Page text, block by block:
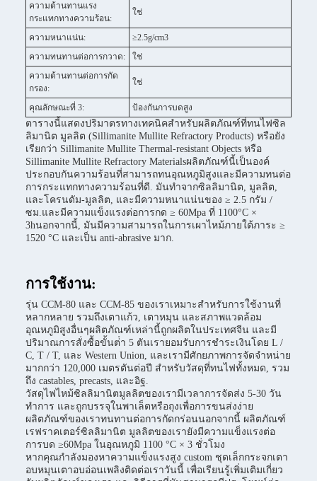
ความต้านทานแรง
กระแทกทางความร้อน:
ใช่
ความหนาแน่น:
≥2.5g/cm3
ความทนทานต่อการกวาด:
ใช่
ความต้านทานต่อการกัด
กรอง:
ใช่
คุณลักษณะที่ 3: ป้องกันการบดสูง
ตารางนี้แสดงปริมาตรทางเทคนิคสําหรับผลิตภัณฑ์ที่ทนไฟซิล
ลิมานิต มูลลิต (Sillimanite Mullite Refractory Products) หรือยัง
เรียกว่า Sillimanite Mullite Thermal-resistant Objects หรือ
Sillimanite Mullite Refractory Materialsผลิตภัณฑ์นี้เป็นองค์
ประกอบกันความร้อนที่สามารถทนอุณหภูมิสูงและมีความทนต่อ
การกระแทกทางความร้อนที่ดี. มันทําจากซิลลิมานิต, มูลลิต,
และโครนดัม-มูลลิต, และมีความหนาแน่นของ ≥ 2.5 กรัม /
ซม.และมีความแข็งแรงต่อการกด ≥ 60Mpa ที่ 1100°C ×
3hนอกจากนี้, มันมีความสามารถในการเผาไหม้ภายใต้ภาระ ≥
1520 °C และเป็น anti-abrasive มาก.
การใช้งาน:
รุ่น CCM-80 และ CCM-85 ของเราเหมาะสําหรับการใช้งานที่
หลากหลาย รวมถึงเตาแก้ว, เตาหมุน และสภาพแวดล้อม
อุณหภูมิสูงอื่นๆผลิตภัณฑ์เหล่านี้ถูกผลิตในประเทศจีน และมี
ปริมาณการสั่งซื้อขั้นต่ํา 5 ตันเรายอมรับการชําระเงินโดย L /
C, T / T, และ Western Union, และเรามีศักยภาพการจัดจําหน่าย
มากกว่า 120,000 เมตรตันต่อปี สําหรับวัสดุที่ทนไฟทั้งหมด, รวม
ถึง castables, precasts, และอิฐ.
วัสดุไฟไหม้ซิลลิมานิตมูลลิตของเรามีเวลาการจัดส่ง 5-30 วัน
ทําการ และถูกบรรจุในพาเล็ตหรือถุงเพื่อการขนส่งง่าย
ผลิตภัณฑ์ของเราทนทานต่อการกัดกร่อนนอกจากนี้ ผลิตภัณฑ์
เรฟราคเตอร์ซิลลิมานิต มูลลิตของเรายังมีความแข็งแรงต่อ
การบด ≥60Mpa ในอุณหภูมิ 1100 °C × 3 ชั่วโมง
หากคุณกําลังมองหาความแข็งแรงสูง custom ชุดเล็กกระจกเตา
อบหมุนเตาอบอ่อนเพลิงติดต่อเราวันนี้ เพื่อเรียนรู้เพิ่มเติมเกี่ยว